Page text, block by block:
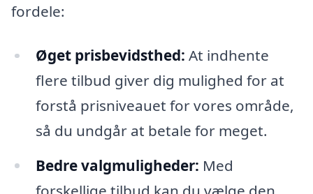
fordele:
Øget prisbevidsthed: At indhente
flere tilbud giver dig mulighed for at
forstå prisniveauet for vores område,
så du undgår at betale for meget.
Bedre valgmuligheder: Med